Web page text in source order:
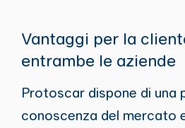
Vantaggi per la
entrambe le aziende
Protoscar dispone di una
conoscenza del mercato